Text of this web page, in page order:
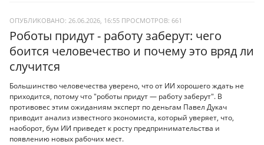
ОПУБЛИКОВАНО: 26.06.2026, 16:55 ПРОСМОТРОВ: 661
Роботы придут - работу заберут: чего
боится человечество и почему это вряд ли
случится
Большинство человечества уверено, что от ИИ хорошего ждать не
приходится, потому что "роботы придут — работу заберут". В
противовес этим ожиданиям эксперт по деньгам Павел Дукач
приводит анализ известного экономиста, который уверяет, что,
наоборот, бум ИИ приведет к росту предпринимательства и
появлению новых рабочих мест.